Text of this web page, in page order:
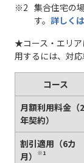
集合住宅の
す。 詳しく
★コース・エリア
用するには、対応
コース
月額利用料金（2
年契約）
割引適用（6カ
月）
※1